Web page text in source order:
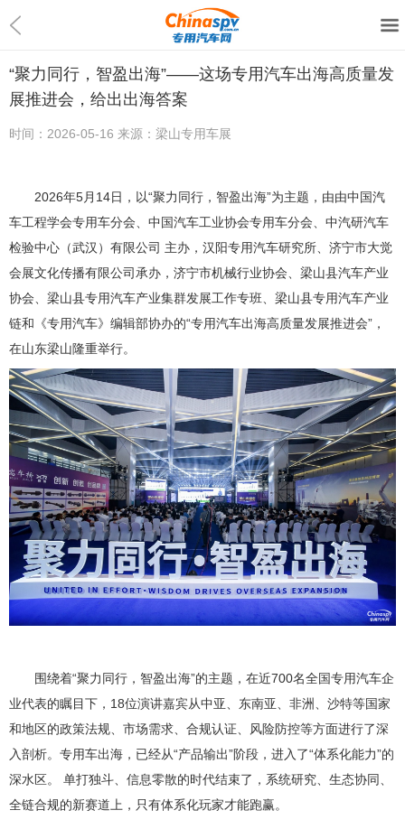
“聚力同行，智盈出海”——这场专用汽车出海高质量发
展推进会，给出出海答案
时间： 2026-05-16 来源： 梁山专用车展
2026年5月14日，以“聚力同行，智盈出海”为主题，由由中国汽
车工程学会专用车分会、中国汽车工业协会专用车分会、中汽研汽车
检验中心（武汉）有限公司 主办，汉阳专用汽车研究所、济宁市大觉
会展文化传播有限公司承办，济宁市机械行业协会、梁山县汽车产业
协会、梁山县专用汽车产业集群发展工作专班、梁山县专用汽车产业
链和《专用汽车》编辑部协办的“专用汽车出海高质量发展推进会”，
在山东梁山隆重举行。
围绕着“聚力同行，智盈出海”的主题，在近700名全国专用汽车企
业代表的瞩目下，18位演讲嘉宾从中亚、东南亚、非洲、沙特等国家
和地区的政策法规、市场需求、合规认证、风险防控等方面进行了深
入剖析。专用车出海，已经从“产品输出”阶段，进入了“体系化能力”的
深水区。 单打独斗、信息零散的时代结束了，系统研究、生态协同、
全链合规的新赛道上，只有体系化玩家才能跑赢。